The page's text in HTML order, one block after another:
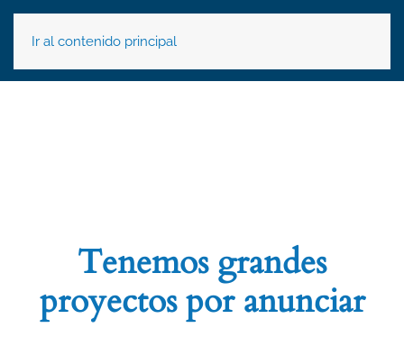
Ir al contenido principal
Tenemos grandes
proyectos por anunciar